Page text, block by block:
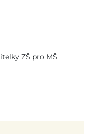
ZŠ pro MŠ